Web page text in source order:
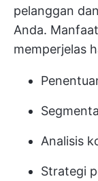
pelanggan
Anda.
memperjelas
Analisis
Strategi